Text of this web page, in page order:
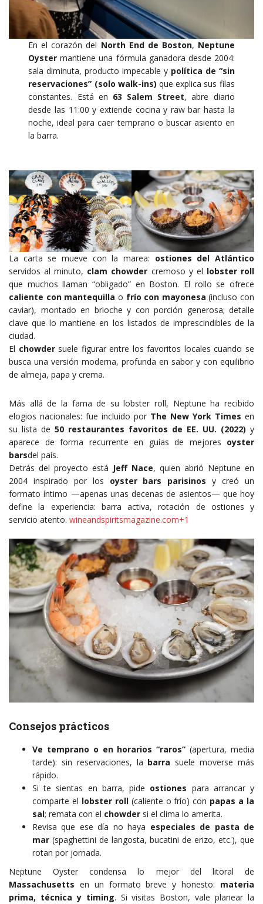
En el corazón del North End de Boston, Neptune
Oyster mantiene una fórmula ganadora desde 2004:
sala diminuta, producto impecable y política de “sin
reservaciones” (solo walk-ins) que explica sus filas
constantes. Está en 63 Salem Street, abre diario
desde las 11:00 y extiende cocina y raw bar hasta la
noche, ideal para caer temprano o buscar asiento en
la barra.
La carta se mueve con la marea: ostiones del Atlántico
servidos al minuto, clam chowder cremoso y el lobster roll
que muchos llaman “obligado” en Boston. El rollo se ofrece
caliente con mantequilla o frío con mayonesa (incluso con
caviar), montado en brioche y con porción generosa; detalle
clave que lo mantiene en los listados de imprescindibles de la
ciudad.
El chowdersuele figurar entre los favoritos locales cuando se
busca una versión moderna, profunda en sabor y con equilibrio
de almeja, papa y crema.
Más allá de la fama de su lobster roll, Neptune ha recibido
elogios nacionales: fue incluido por The New York Times en
su lista de 50 restaurantes favoritos de EE. UU. (2022) y
aparece de forma recurrente en guías de mejores oyster
barsdel país.
Detrás del proyecto está Jeff Nace, quien abrió Neptune en
2004 inspirado por los oyster bars parisinos y creó un
formato íntimo —apenas unas decenas de asientos— que hoy
define la experiencia: barra activa, rotación de ostiones y
servicio atento. wineandspiritsmagazine.com+1
Consejos prácticos
Ve temprano o en horarios “raros” (apertura, media
tarde): sin reservaciones, la barra suele moverse más
rápido.
Si te sientas en barra, pide ostiones para arrancar y
comparte el lobster roll(caliente o frío) con papas a la
sal; remata con el chowder si el clima lo amerita.
Revisa que ese día no haya especiales de pasta de
mar (spaghettini de langosta, bucatini de erizo, etc.), que
rotan por jornada.
Neptune Oyster condensa lo mejor del litoral de
Massachusetts en un formato breve y honesto: materia
prima, técnica y timing. Si visitas Boston, vale planear la